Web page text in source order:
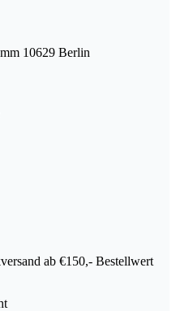
10629 Berlin
ab €150,- Bestellwert